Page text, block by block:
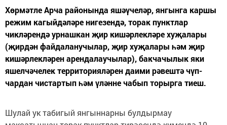
Хөрмәтле Арча районында яшәүчеләр, янгынга каршы
режим кагыйдәләре нигезендә, торак пунктлар
чикләрендә урнашкан җир кишәрлекләре хуҗалары
(җирдән файдаланучылар, җир хуҗалары һәм җир
кишәрлекләрен арендалаучылар), бакчачылык яки
яшелчәчелек территорияләрен даими рәвештә чүп-
чардан чистартып һәм үләнне чабып торырга тиеш.
Шулай ук табигый янгыннарны булдырмау